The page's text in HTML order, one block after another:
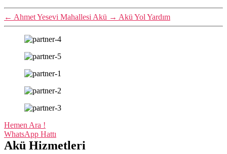
← Ahmet Yesevi Mahallesi Akü → Akü Yol Yardım
Hemen Ara !
WhatsApp Hattı
Akü Hizmetleri